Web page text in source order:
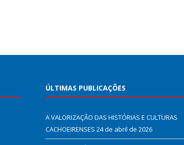
ÚLTIMAS PUBLICAÇÕES
A VALORIZAÇÃO DAS HISTÓRIAS E CULTURAS
CACHOEIRENSES 24 de abril de 2026